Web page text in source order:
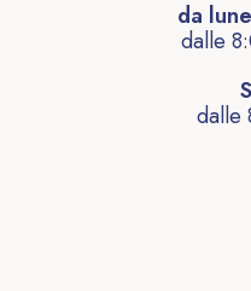
da
dalle
dalle